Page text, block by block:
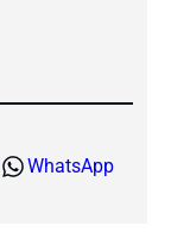
WhatsApp